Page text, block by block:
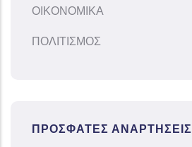
ΟΙΚΟΝΟΜΙΚΑ
ΠΟΛΙΤΙΣΜΟΣ
ΠΡΌΣΦΑΤΕΣ ΑΝΑΡΤΉΣΕΙΣ